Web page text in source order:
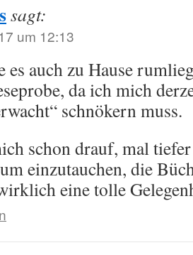
sagt:
um 12:13
es auch zu Hause
da ich mich
schnökern muss.
schon drauf, mal
einzutauchen, die
eine tolle